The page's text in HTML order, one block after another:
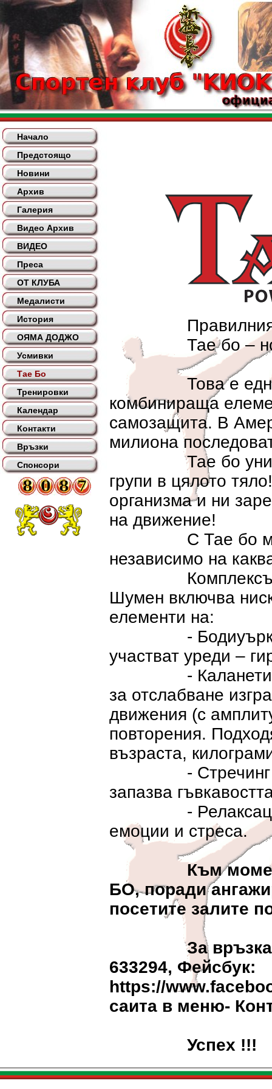
Начало
Предстоящо
Новини
Архив
Галерия
Видео Архив
ВИДЕО
Преса
ОТ КЛУБА
Медалисти
История
ОЯМА ДОДЖО
Усмивки
Тае Бо
Тренировки
Календар
Контакти
Връзки
Спонсори
Правилният
Тае бо –
Това е една
комбинираща
самозащита. В
милиона
Тае бо
групи в цялото
организма и ни
на движение!
С Тае бо
независимо на
Комплексът
Шумен включва
елементи на:
- Бодиуърк
участват уреди –
- Каланетика –
за отслабване
движения (с
повторения.
възраста,
- Стречинг –
запазва
- Релаксация –
емоции и стреса.
Към
БО, поради
посетите залите
За връзка -
633294, Фейсбук:
https://
саита в меню-
Успех !!!